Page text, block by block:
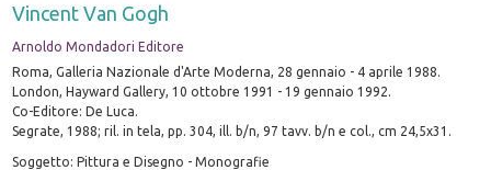
Vincent Van Gogh
Arnoldo Mondadori Editore
Roma, Galleria Nazionale d'Arte Moderna, 28 gennaio - 4 aprile 1988.
London, Hayward Gallery, 10 ottobre 1991 - 19 gennaio 1992.
Co-Editore: De Luca.
Segrate, 1988; ril. in tela, pp. 304, ill. b/n, 97 tavv. b/n e col., cm 24,5x31.
Soggetto: Pittura e Disegno - Monografie